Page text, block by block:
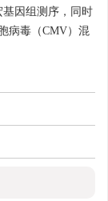
因组测序，同时
病毒（CMV）混